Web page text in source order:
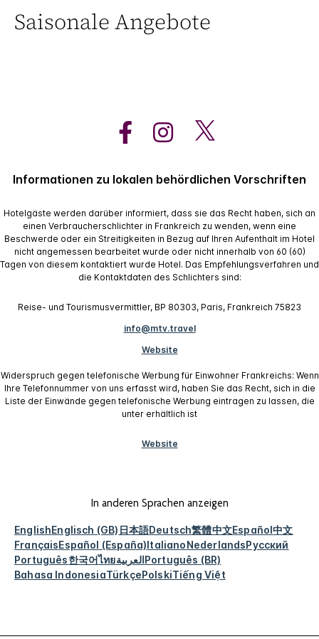
Saisonale Angebote
Informationen zu lokalen behördlichen Vorschriften
Hotelgäste werden darüber informiert, dass sie das Recht haben, sich an
einen Verbraucherschlichter in Frankreich zu wenden, wenn eine
Beschwerde oder ein Streitigkeiten in Bezug auf Ihren Aufenthalt im Hotel
nicht angemessen bearbeitet wurde oder nicht innerhalb von 60 (60)
Tagen von diesem kontaktiert wurde Hotel. Das Empfehlungsverfahren und
die Kontaktdaten des Schlichters sind:
Reise- und Tourismusvermittler, BP 80303, Paris, Frankreich 75823
info@mtv.travel
Website
Widerspruch gegen telefonische Werbung für Einwohner Frankreichs: Wenn
Ihre Telefonnummer von uns erfasst wird, haben Sie das Recht, sich in die
Liste der Einwände gegen telefonische Werbung eintragen zu lassen, die
unter erhältlich ist
Website
In anderen Sprachen anzeigen
EnglishEnglisch (GB) 日本語Deutsch繁體中文Español中文
FrançaisEspañol (España)ItalianoNederlandsРусский
Português한국어ไทยالعربيةPortuguês (BR)
Bahasa IndonesiaTürkçePolskiTiếng Việt